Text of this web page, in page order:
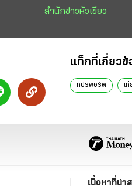
สำนักข่าวหัวเขียว
แท็กที่เกี่ยวข้
ทิปรีพอร์ต เที
เนื้อหาที่น่า